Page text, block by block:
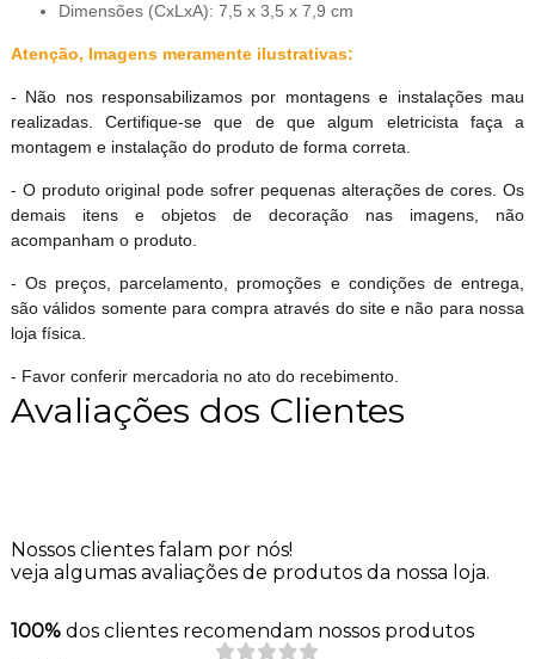
Dimensões (CxLxA): 7,5 x 3,5 x 7,9 cm
Atenção, Imagens meramente ilustrativas:
- Não nos responsabilizamos por montagens e instalações mau
realizadas. Certifique-se que de que algum eletricista faça a
montagem e instalação do produto de forma correta.
- O produto original pode sofrer pequenas alterações de cores. Os
demais itens e objetos de decoração nas imagens, não
acompanham o produto.
- Os preços, parcelamento, promoções e condições de entrega,
são válidos somente para compra através do site e não para nossa
loja física.
- Favor conferir mercadoria no ato do recebimento.
Avaliações dos Clientes
Nossos clientes falam por nós!
veja algumas avaliações de produtos da nossa loja.
100% dos clientes recomendam nossos produtos